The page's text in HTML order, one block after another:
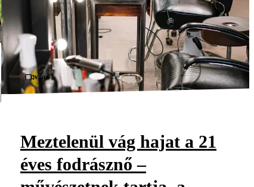
Videó
Meztelenül vág hajat a 21
éves fodrásznő –